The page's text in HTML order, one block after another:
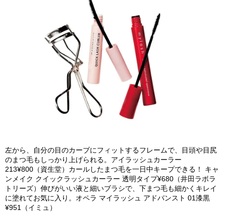
左から、自分の目のカーブにフィットするフレームで、目頭や目尻
のまつ毛もしっかり上げられる。アイラッシュカーラー
213¥800（資生堂）カールしたまつ毛を一日中キープできる！ キャ
ンメイク クイックラッシュカーラー 透明タイプ¥680（井田ラボラ
トリーズ）伸びがいい液と細いブラシで、下まつ毛も細かくキレイ
に塗れてお気に入り。オペラ マイラッシュ アドバンスト 01漆黒
¥951（イミュ）